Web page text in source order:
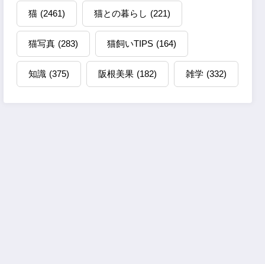
猫 (2461) 猫との暮らし (221)
猫写真 (283) 猫飼いTIPS (164)
知識 (375) 阪根美果 (182) 雑学 (332)